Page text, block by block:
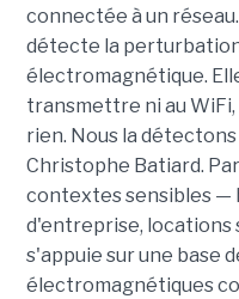
connectée à un
détecte la
électromagnétique.
transmettre ni au WiFi,
rien. Nous la détectons
Christophe Batiard.
contextes sensibles —
d'entreprise, locations
s'appuie sur une base
électromagnétiques